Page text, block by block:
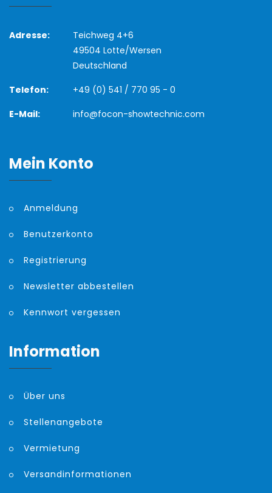
Adresse:
Teichweg 4+6
49504 Lotte/Wersen
Deutschland
Telefon:
+49 (0) 541 / 770 95 - 0
E-Mail:
info@focon-showtechnic.com
Mein Konto
Anmeldung
Benutzerkonto
Registrierung
Newsletter abbestellen
Kennwort vergessen
Information
Über uns
Stellenangebote
Vermietung
Versandinformationen